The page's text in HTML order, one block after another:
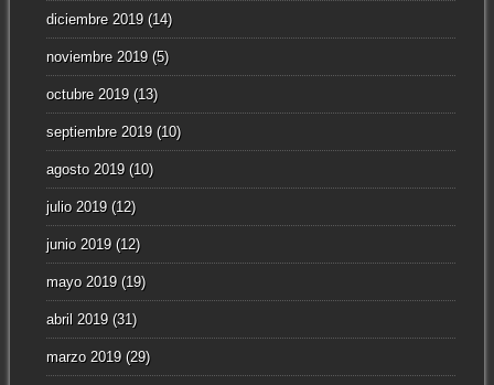
diciembre 2019(14)
noviembre 2019(5)
octubre 2019(13)
septiembre 2019(10)
agosto 2019(10)
julio 2019(12)
junio 2019(12)
mayo 2019(19)
abril 2019(31)
marzo 2019(29)